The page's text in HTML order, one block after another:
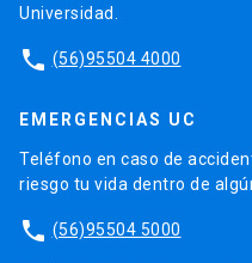
Universidad.
phone (56)95504 4000
EMERGENCIAS UC
Teléfono en caso de
riesgo tu vida dentro de
phone (56)95504 5000